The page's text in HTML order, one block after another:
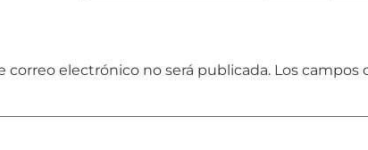
correo electrónico no será publicada. Los campos